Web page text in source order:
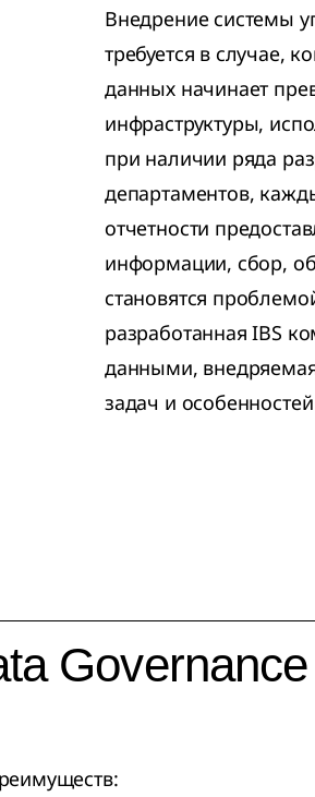
Внедрение системы
требуется в случае,
данных начинает
инфраструктуры,
при наличии ряда
департаментов,
отчетности
информации, сбор,
становятся
разработанная IBS
данными,
задач и
Governance